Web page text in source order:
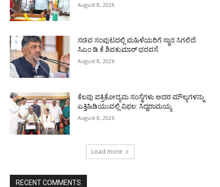
August 8, 2026
ಸಚಿವ ಸಂಪುಟದಲ್ಲಿ ಮಹಿಳೆಯರಿಗೆ ಸ್ಥಾನ ಸಿಗಲಿದೆ:
ಸಿಎಂ ಡಿ ಕೆ ಶಿವಕುಮಾರ್ ಭರವಸೆ
August 8, 2026
ಕೆಲವು ಪತ್ರಿಕೋದ್ಯಮ ಸಂಸ್ಥೆಗಳು ಅದರ ಮೌಲ್ಯಗಳನ್ನು
ಎತ್ತಿಹಿಡಿಯುವಲ್ಲಿ ವಿಫಲ: ಸಿದ್ದರಾಮಯ್ಯ
August 8, 2026
Load more
RECENT COMMENTS